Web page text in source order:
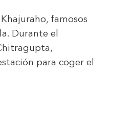
famosos
Durante el
para coger el